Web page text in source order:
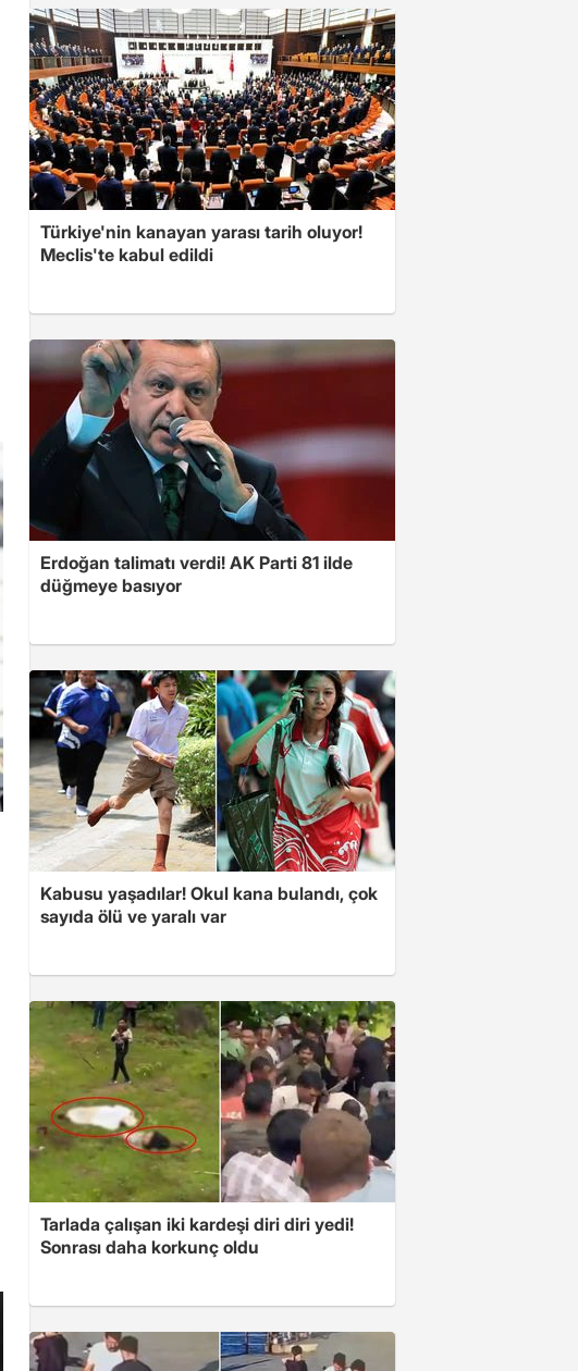
Türkiye'nin kanayan yarası tarih oluyor!
Meclis'te kabul edildi
Erdoğan talimatı verdi! AK Parti 81 ilde
düğmeye basıyor
Kabusu yaşadılar! Okul kana bulandı, çok
sayıda ölü ve yaralı var
Tarlada çalışan iki kardeşi diri diri yedi!
Sonrası daha korkunç oldu